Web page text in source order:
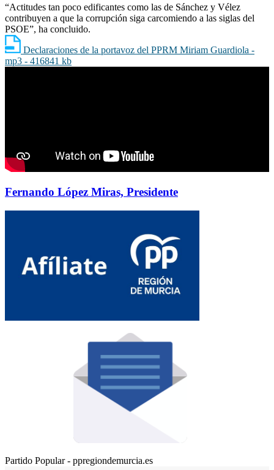
“Actitudes tan poco edificantes como las de Sánchez y Vélez
contribuyen a que la corrupción siga carcomiendo a las siglas del
PSOE”, ha concluido.
Declaraciones de la portavoz del PPRM Miriam Guardiola -
mp3 - 416841 kb
Fernando López Miras, Presidente
Partido Popular - ppregiondemurcia.es